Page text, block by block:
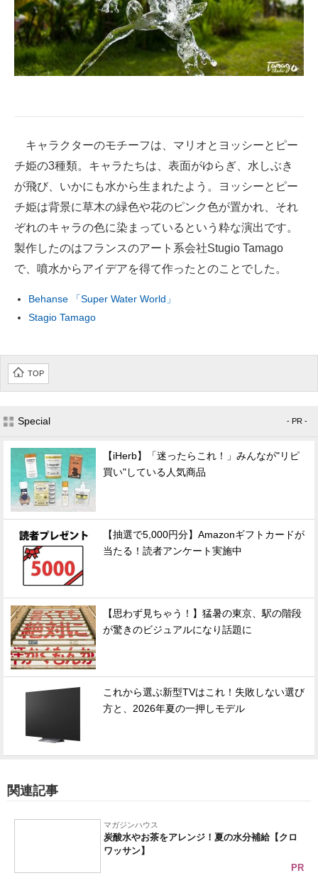
キャラクターのモチーフは、マリオとヨッシーとピー
チ姫の3種類。キャラたちは、表面がゆらぎ、水しぶき
が飛び、いかにも水から生まれたよう。ヨッシーとピー
チ姫は背景に草木の緑色や花のピンク色が置かれ、それ
ぞれのキャラの色に染まっているという粋な演出です。
製作したのはフランスのアート系会社Stugio Tamago
で、噴水からアイデアを得て作ったとのことでした。
Behanse 「Super Water World」
Stagio Tamago
TOP
Special - PR -
【iHerb】「迷ったらこれ！」みんなが"リピ
買い"している人気商品
【抽選で5,000円分】Amazonギフトカードが
当たる！読者アンケート実施中
【思わず見ちゃう！】猛暑の東京、駅の階段
が驚きのビジュアルになり話題に
これから選ぶ新型TVはこれ！失敗しない選び
方と、2026年夏の一押しモデル
関連記事
マガジンハウス
炭酸水やお茶をアレンジ！夏の水分補給【クロ
ワッサン】
PR